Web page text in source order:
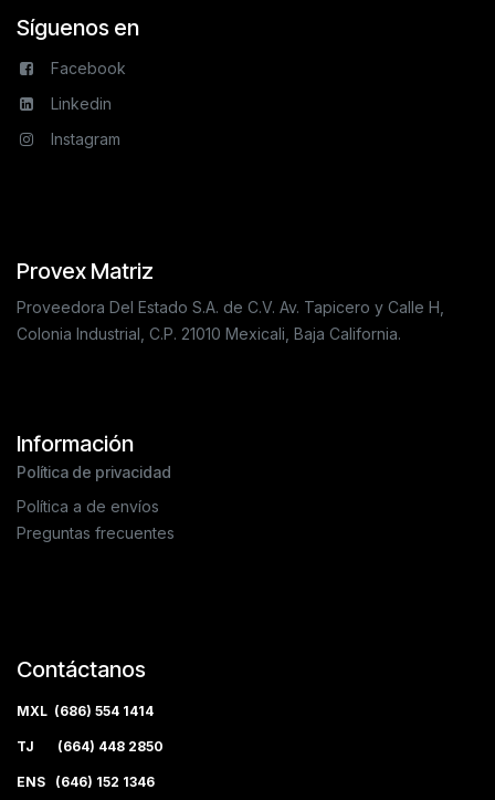
Síguenos en
Facebook
Linkedin
Instagram
Provex Matriz
Proveedora Del Estado S.A. de C.V. Av. Tapicero y Calle H,
Colonia Industrial, C.P. 21010 Mexicali, Baja California.
Información
Política de privacidad
Política a de envíos
Preguntas frecuentes
Contáctanos
MXL (686) 554 1414
TJ (664) 448 2850
ENS (646) 152 1346